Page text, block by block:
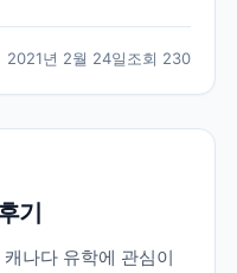
아 갔었는데 열정을
안감에 가득차고...
2021년 2월 24일조회 230
기
나다 유학에 관심이